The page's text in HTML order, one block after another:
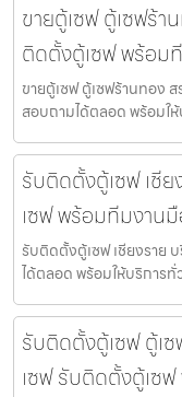
ขายตู้เซฟ ตู้เซฟร้า
ติดตั้งตู้เซฟ พร้อม
ขายตู้เซฟ ตู้เซฟร้านทอง
สอบถามได้ตลอด พร้อมใ
รับติดตั้งตู้เซฟ เชี
เซฟ พร้อมทีมงาน
รับติดตั้งตู้เซฟ เชียงราย
ได้ตลอด พร้อมให้บริการทั่
รับติดตั้งตู้เซฟ ตู้เ
เซฟ รับติดตั้งตู้เซ